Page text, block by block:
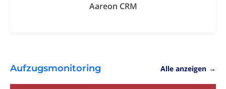
Aareon CRM
Alle anzeigen →
Aufzugsmonitoring